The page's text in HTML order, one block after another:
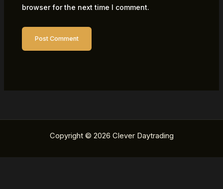
browser for the next time I comment.
Copyright © 2026 Clever Daytrading